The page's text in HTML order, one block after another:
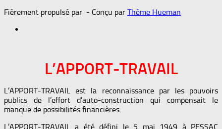
Fièrement propulsé par - Conçu par Thème Hueman
L’APPORT-TRAVAIL
L’APPORT-TRAVAIL est la reconnaissance par les pouvoirs
publics de l’effort d’auto-construction qui compensait le
manque de possibilités financières.
L’APPORT-TRAVAIL a été défini le 5 mai 1949 à PESSAC